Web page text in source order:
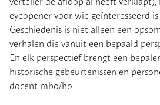
eyeopener voor wie geïnteresseerd
Geschiedenis is niet alleen een
verhalen die vanuit een bepaald
En elk perspectief brengt een
historische gebeurtenissen en
docent mbo/ho